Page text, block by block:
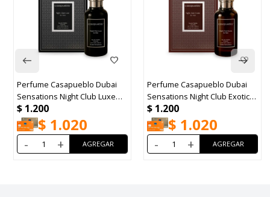
Perfume Casapueblo Dubai
Sensations Night Club Luxe
Men EDP100ml
$ 1.200
$ 1.020
- +
Perfume Casapueblo Dubai
Sensations Night Club Exotic
EDP100ml
$ 1.200
$ 1.020
- +